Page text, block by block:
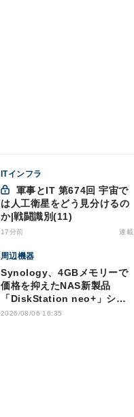
ITインフラ
は人工衛星をどう見分けるの
か|戦闘識別(11)
17分前 連載
周辺機器
Synology、4GBメモリーで
価格を抑えたNAS新製品
「DiskStation neo+」シリ
ーズ
2026/08/06 16:35